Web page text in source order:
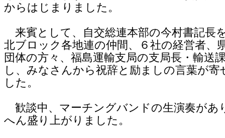
からはじまりました。
来賓として、自交総連本部の今村書記長
北ブロック各地連の仲間、６社の経営者、
団体の方々、福島運輸支局の支局長・輸送
し、みなさんから祝辞と励ましの言葉が寄
した。
歓談中、マーチングバンドの生演奏があ
へん盛り上がりました。